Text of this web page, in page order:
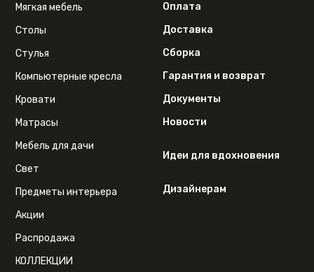
Мягкая мебель
Столы
Стулья
Компьютерные кресла
Кровати
Матрасы
Мебель для дачи
Свет
Предметы интерьера
Акции
Распродажа
КОЛЛЕКЦИИ
Оплата
Доставка
Сборка
Гарантия и возврат
Документы
Новости
Идеи для вдохновения
Дизайнерам